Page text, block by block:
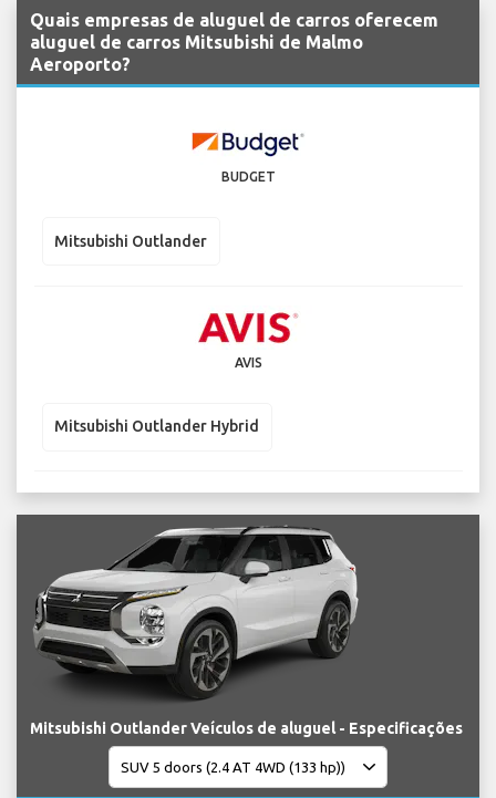
Quais empresas de aluguel de carros oferecem
aluguel de carros Mitsubishi de Malmo
Aeroporto?
BUDGET
Mitsubishi Outlander
AVIS
Mitsubishi Outlander Hybrid
Mitsubishi Outlander Veículos de aluguel - Especificações